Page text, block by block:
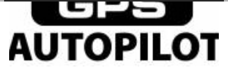
voortdurend verschijnt.